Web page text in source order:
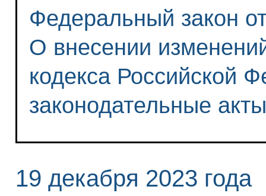
Федеральный закон
О внесении
кодекса Российской
законодательные
19 декабря 2023 года